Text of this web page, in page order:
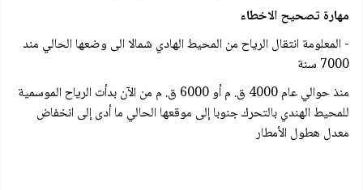
مهارة تصحيح الاخطاء
- المعلومة انتقال الرياح من المحيط الهادي شمالا الى وضعها الحالي مند
7000 سنة
منذ حوالي عام 4000 ق. م أو 6000 ق. م من الآن بدأت الرياح الموسمية
للمحيط الهندي بالتحرك جنوبا إلى موقعها الحالي ما أدى إلى انخفاض
معدل هطول الأمطار